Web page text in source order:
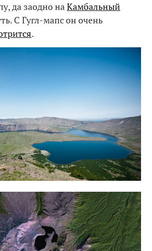
да заодно наКамбальный
С Гугл-мапс он очень
.